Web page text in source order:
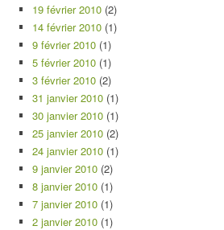
19 février 2010 (2)
14 février 2010 (1)
9 février 2010 (1)
5 février 2010 (1)
3 février 2010 (2)
31 janvier 2010 (1)
30 janvier 2010 (1)
25 janvier 2010 (2)
24 janvier 2010 (1)
9 janvier 2010 (2)
8 janvier 2010 (1)
7 janvier 2010 (1)
2 janvier 2010 (1)